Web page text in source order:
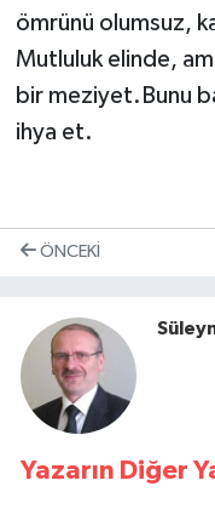
ömrünü olumsuz,
Mutluluk elinde,
bir meziyet.Bunu
ihya et.
ÖNCEKI
Yazarın Diğer